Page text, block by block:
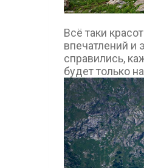
Всё таки
впечатлений и
справились,
будет только